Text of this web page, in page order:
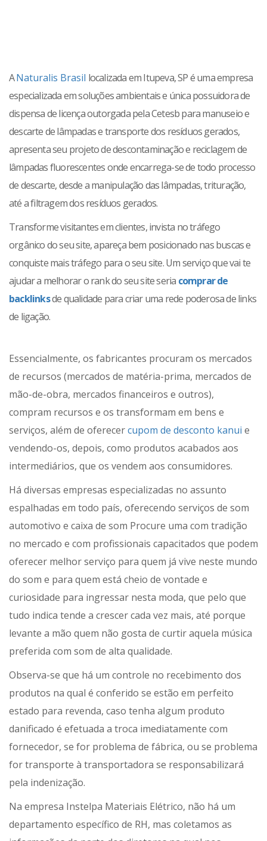
ANaturalis Brasil localizada em Itupeva, SP é uma empresa
especializada em soluções ambientais e única possuidora de
dispensa de licença outorgada pela Cetesb para manuseio e
descarte de lâmpadas e transporte dos resíduos gerados,
apresenta seu projeto de descontaminação e reciclagem de
lâmpadas fluorescentes onde encarrega-se de todo processo
de descarte, desde a manipulação das lâmpadas, trituração,
até a filtragem dos resíduos gerados.
Transforme visitantes em clientes, invista no tráfego
orgânico do seu site, apareça bem posicionado nas buscas e
conquiste mais tráfego para o seu site. Um serviço que vai te
ajudar a melhorar o rank do seu site seria comprar de
backlinksde qualidade para criar uma rede poderosa de links
de ligação.
Essencialmente, os fabricantes procuram os mercados
de recursos (mercados de matéria-prima, mercados de
mão-de-obra, mercados financeiros e outros),
compram recursos e os transformam em bens e
serviços, além de oferecercupom de desconto kanui e
vendendo-os, depois, como produtos acabados aos
intermediários, que os vendem aos consumidores.
Há diversas empresas especializadas no assunto
espalhadas em todo país, oferecendo serviços de som
automotivo e caixa de som Procure uma com tradição
no mercado e com profissionais capacitados que podem
oferecer melhor serviço para quem já vive neste mundo
do som e para quem está cheio de vontade e
curiosidade para ingressar nesta moda, que pelo que
tudo indica tende a crescer cada vez mais, até porque
levante a mão quem não gosta de curtir aquela música
preferida com som de alta qualidade.
Observa-se que há um controle no recebimento dos
produtos na qual é conferido se estão em perfeito
estado para revenda, caso tenha algum produto
danificado é efetuada a troca imediatamente com
fornecedor, se for problema de fábrica, ou se problema
for transporte à transportadora se responsabilizará
pela indenização.
Na empresa Instelpa Materiais Elétrico, não há um
departamento específico de RH, mas coletamos as